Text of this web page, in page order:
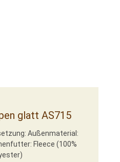
glatt AS715
Außenmaterial:
Fleece (100%